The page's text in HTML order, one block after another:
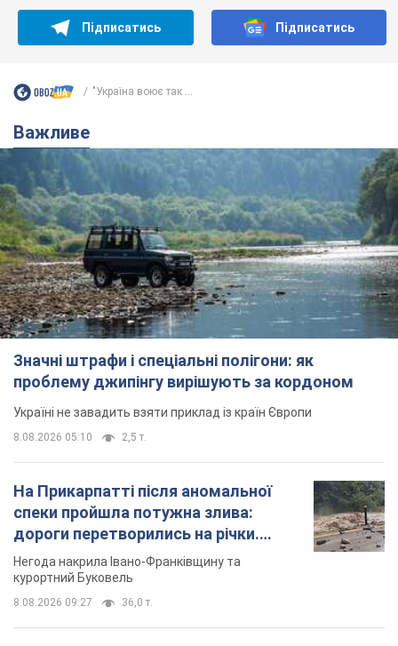
Підписатись Підписатись
"Україна воює так ...
Важливе
Значні штрафи і спеціальні полігони: як
проблему джипінгу вирішують за кордоном
Україні не завадить взяти приклад із країн Європи
8.08.2026 05:10 2,5 т.
На Прикарпатті після аномальної
спеки пройшла потужна злива:
дороги перетворились на річки.
Відео
Негода накрила Івано-Франківщину та
курортний Буковель
8.08.2026 09:27 36,0 т.